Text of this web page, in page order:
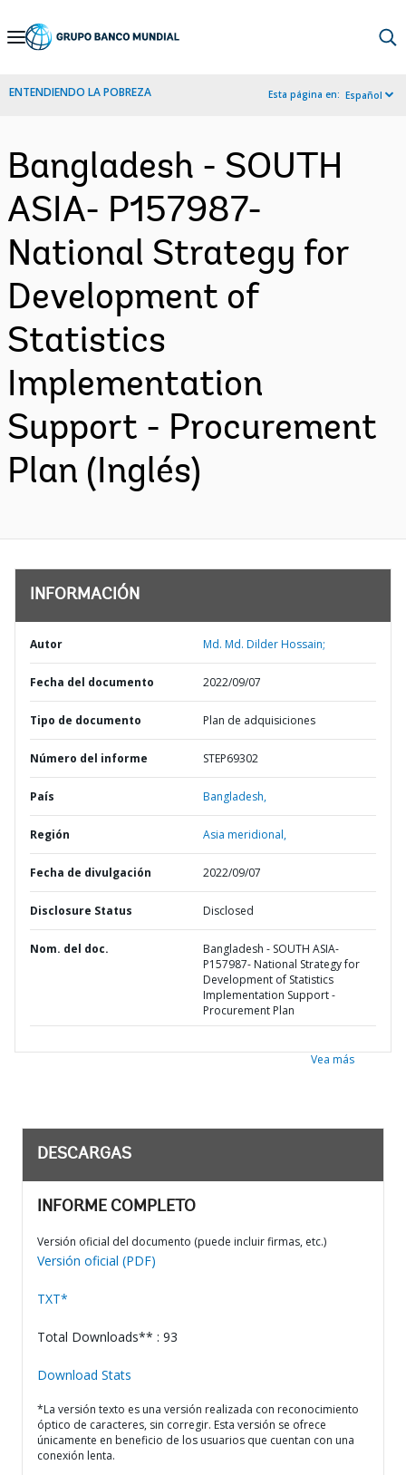
Skip
Navigation
ENTENDIENDO LA POBREZA Esta página en: Español
Bangladesh - SOUTH
ASIA- P157987-
National Strategy for
Development of
Statistics
Implementation
Support - Procurement
Plan (Inglés)
INFORMACIÓN
Autor Md. Md. Dilder Hossain;
Fecha del documento 2022/09/07
Tipo de documento Plan de adquisiciones
Número del informe STEP69302
País Bangladesh,
Región Asia meridional,
Fecha de divulgación 2022/09/07
Disclosure Status Disclosed
Nom. del doc.
Bangladesh - SOUTH ASIA-
P157987- National Strategy for
Development of Statistics
Implementation Support -
Procurement Plan
Vea más
DESCARGAS
INFORME COMPLETO
Versión oficial del documento (puede incluir firmas, etc.)
Versión oficial (PDF)
TXT*
Total Downloads** : 93
Download Stats
*La versión texto es una versión realizada con reconocimiento
óptico de caracteres, sin corregir. Esta versión se ofrece
únicamente en beneficio de los usuarios que cuentan con una
conexión lenta.